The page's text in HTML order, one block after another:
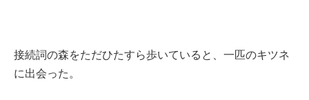
接続詞の森をただひたすら歩いていると、一匹のキツネ
に出会った。